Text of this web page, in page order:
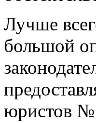
Лучше
большой
юристов